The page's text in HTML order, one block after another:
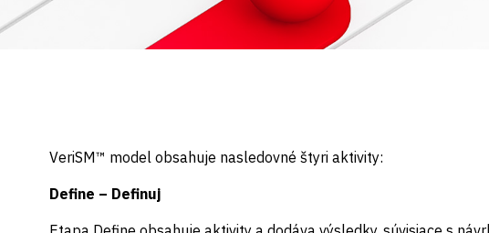
VeriSM™ model obsahuje nasledovné štyri aktivity:
Define – Definuj